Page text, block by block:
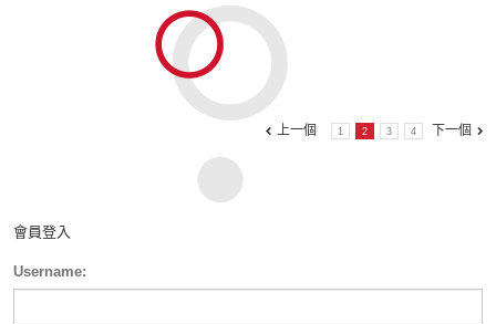
上一個 1 2 3 4 下一個
會員登入
Username: